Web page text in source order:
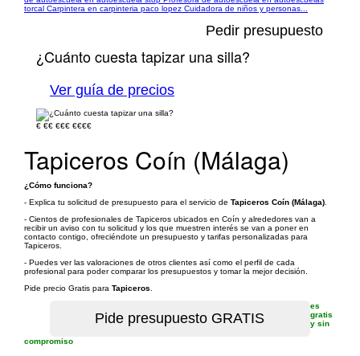
torcal Carpintera en carpinteria paco lopez Cuidadora de niños y personas...
Pedir presupuesto
¿Cuánto cuesta tapizar una silla?
Ver guía de precios
€ €€ €€€ €€€€
Tapiceros Coín (Málaga)
¿Cómo funciona?
- Explica tu solicitud de presupuesto para el servicio de Tapiceros Coín (Málaga)
- Cientos de profesionales de Tapiceros ubicados en Coín y alrededores van a
recibir un aviso con tu solicitud y los que muestren interés se van a poner en
contacto contigo, ofreciéndote un presupuesto y tarifas personalizadas para
Tapiceros.
- Puedes ver las valoraciones de otros clientes así como el perfil de cada
profesional para poder comparar los presupuestos y tomar la mejor decisión.
Pide precio Gratis para Tapiceros
es
gratis
y sin
compromiso